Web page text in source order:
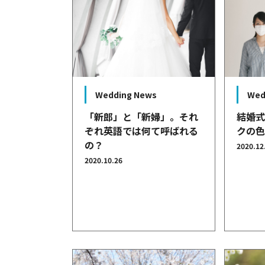
Wedding News
「新郎」と「新婦」。それ
ぞれ英語では何て呼ばれる
の？
2020.10.26
結婚
クの